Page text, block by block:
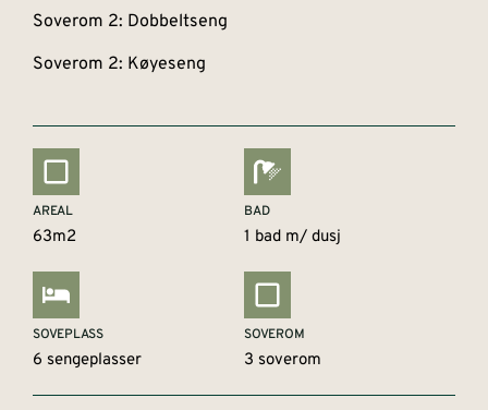
Soverom 2: Dobbeltseng
Soverom 2: Køyeseng
AREAL
63m2
BAD
1 bad m/ dusj
SOVEPLASS
6 sengeplasser
SOVEROM
3 soverom